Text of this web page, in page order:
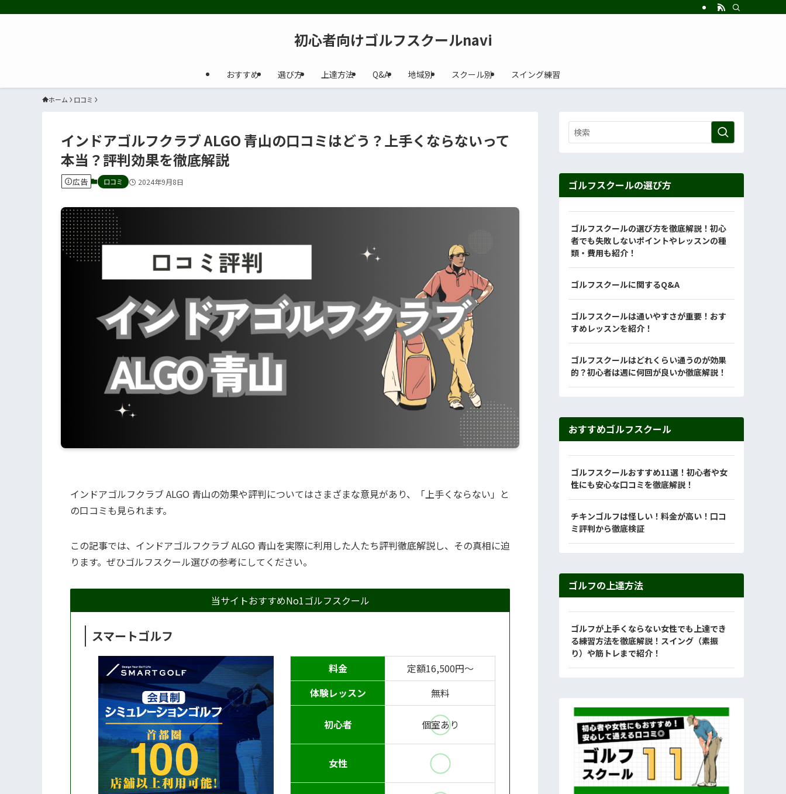
初心者向けゴルフスクールnavi
おすすめ 選び方 上達方法 Q&A 地域別 スクール別 スイング練習
ホーム 口コミ
​インドアゴルフクラブ ALGO 青山の口コミはどう？上手くならないって
本当？評判効果を徹底解説
広告 口コミ 2024年9月8日
​インドアゴルフクラブ ALGO 青山の効果や評判についてはさまざまな意見があり、「上手くならない」と
の口コミも見られます。
この記事では、​インドアゴルフクラブ ALGO 青山を実際に利用した人たち評判徹底解説し、その真相に迫
ります。ぜひゴルフスクール選びの参考にしてください。
当サイトおすすめNo1ゴルフスクール
スマートゴルフ
料金
定額16,500円〜
体験レッスン
無料
初心者 個室あり
女性
ゴルフスクールの選び方
ゴルフスクールの選び方を徹底解説！初心
者でも失敗しないポイントやレッスンの種
類・費用も紹介！
ゴルフスクールに関するQ&A
ゴルフスクールは通いやすさが重要！おす
すめレッスンを紹介！
ゴルフスクールはどれくらい通うのが効果
的？初心者は週に何回が良いか徹底解説！
おすすめゴルフスクール
ゴルフスクールおすすめ11選！初心者や女
性にも安心な口コミを徹底解説！
チキンゴルフは怪しい！料金が高い！口コ
ミ評判から徹底検証
ゴルフの上達方法
ゴルフが上手くならない女性でも上達でき
る練習方法を徹底解説！スイング（素振
り）や筋トレまで紹介！